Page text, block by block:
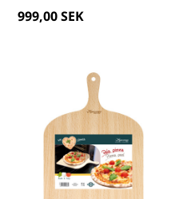
999,00 SEK